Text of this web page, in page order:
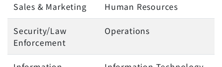
Sales & Marketing Human Resources
Security/Law
Enforcement
Operations